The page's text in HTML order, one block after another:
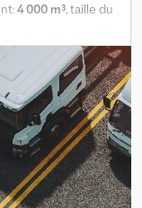
4 000 m³, taille du
(avant) : 20.8R38,
patte/roue de
demi-largeurs
d’aspiration,
de rangement,
d’attelage
largeur de travail de
d’eau claire,
transmission,